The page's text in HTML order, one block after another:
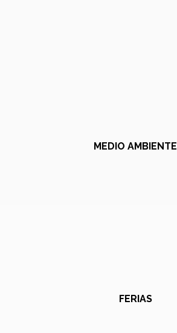
MEDIO AMBIENTE
FERIAS